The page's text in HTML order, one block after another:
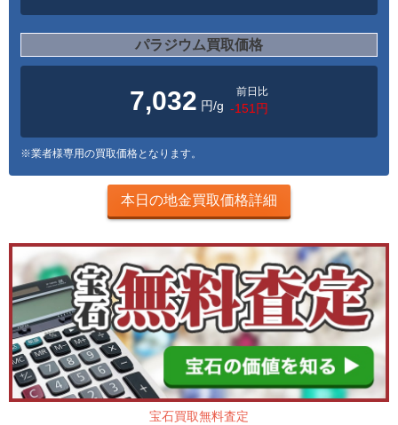
パラジウム買取価格
7,032 円/g
前日比
-151円
※業者様専用の買取価格となります。
本日の地金買取価格詳細
宝石買取無料査定